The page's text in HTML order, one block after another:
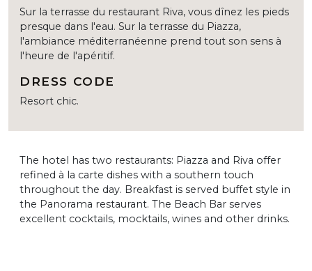
Sur la terrasse du restaurant Riva, vous dînez les pieds
presque dans l'eau. Sur la terrasse du Piazza,
l'ambiance méditerranéenne prend tout son sens à
l'heure de l'apéritif.
DRESS CODE
Resort chic.
The hotel has two restaurants: Piazza and Riva offer
refined à la carte dishes with a southern touch
throughout the day. Breakfast is served buffet style in
the Panorama restaurant. The Beach Bar serves
excellent cocktails, mocktails, wines and other drinks.